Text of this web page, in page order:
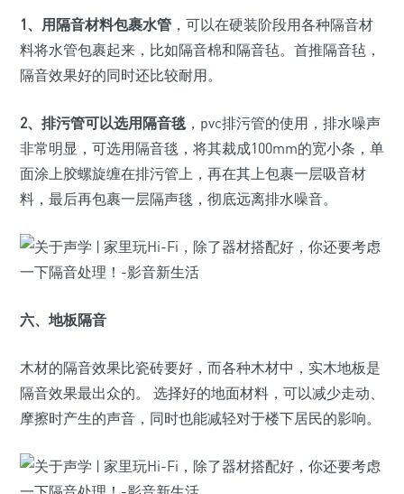
1、用隔音材料包裹水管 ，可以在硬装阶段用各种隔音材
料将水管包裹起来，比如隔音棉和隔音毡。首推隔音毡，
隔音效果好的同时还比较耐用。
2、排污管可以选用隔音毯，pvc排污管的使用，排水噪声
非常明显，可选用隔音毯，将其裁成100mm的宽小条，单
面涂上胶螺旋缠在排污管上，再在其上包裹一层吸音材
料，最后再包裹一层隔声毯，彻底远离排水噪音。
六、地板隔音
木材的隔音效果比瓷砖要好，而各种木材中，实木地板是
隔音效果最出众的。 选择好的地面材料，可以减少走动、
摩擦时产生的声音，同时也能减轻对于楼下居民的影响。